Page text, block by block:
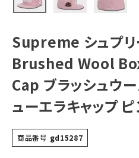
パーカー・トレーナー
キャップ・ハット
ニット帽・ビーニー
バックパック・リュック
その他バッグ類
スニーカー・ブーツ
Supreme シュプ
Brushed Wool
Cap ブラッシュウ
ューエラキャップ
商品番号 gd15287